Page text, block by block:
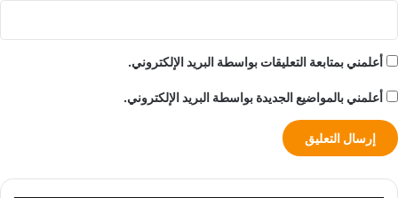
أعلمني بمتابعة التعليقات بواسطة البريد الإلكتروني.
أعلمني بالمواضيع الجديدة بواسطة البريد الإلكتروني.